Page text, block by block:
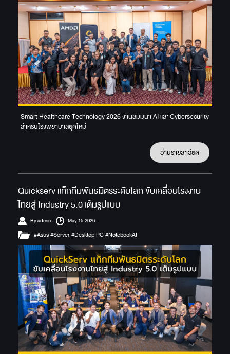
Smart Healthcare Technology 2026 งานสัมมนา AI และ Cybersecurity
สำหรับโรงพยาบาลยุคใหม่
อ่านรายละเอียด
Quickserv แท็กทีมพันธมิตรระดับโลก ขับเคลื่อนโรงงาน
ไทยสู่ Industry 5.0 เต็มรูปแบบ
By admin May 15,2026
#Asus #Server #Desktop PC #NotebookAI